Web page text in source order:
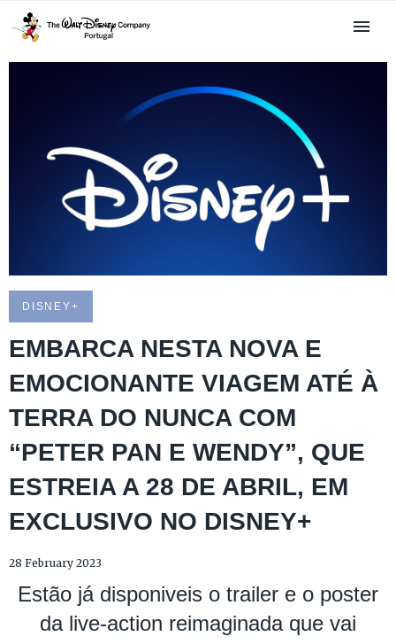
DISNEY+
EMBARCA NESTA NOVA E
EMOCIONANTE VIAGEM ATÉ À
TERRA DO NUNCA COM
“PETER PAN E WENDY”, QUE
ESTREIA A 28 DE ABRIL, EM
EXCLUSIVO NO DISNEY+
28 February 2023
Estão já disponiveis o trailer e o poster
da live-action reimaginada que vai